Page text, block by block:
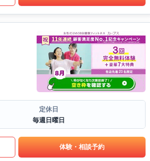
定休日
毎週日曜日
体験・相談予約